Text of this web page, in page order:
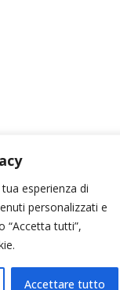
esperienza di
personalizzati e
“Accetta tutti”,
Accettare tutto